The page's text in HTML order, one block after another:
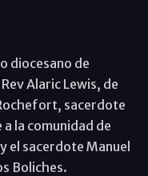
diocesano de
Alaric Lewis, de
sacerdote
la comunidad de
el sacerdote Manuel
Boliches.